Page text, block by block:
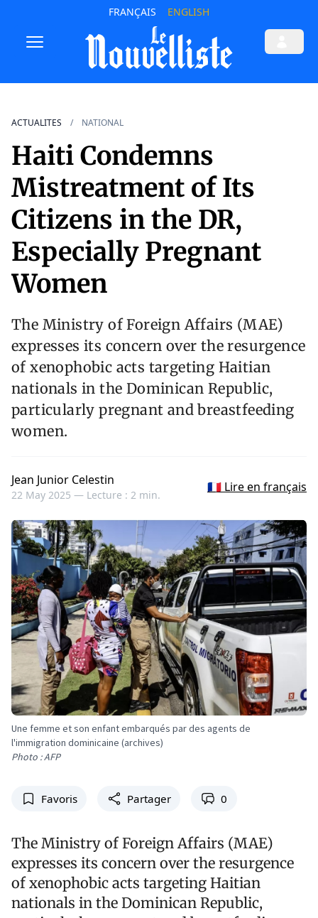
FRANÇAIS ENGLISH
ACTUALITES NATIONAL
Haiti Condemns
Mistreatment of Its
Citizens in the DR,
Especially Pregnant
Women
The Ministry of Foreign Affairs (MAE)
expresses its concern over the resurgence
of xenophobic acts targeting Haitian
nationals in the Dominican Republic,
particularly pregnant and breastfeeding
women.
Jean Junior Celestin
22 May 2025 — Lecture : 2 min.
🇫🇷 Lire en français
Une femme et son enfant embarqués par des agents de
l'immigration dominicaine (archives)
Photo : AFP
Favoris Partager 0
The Ministry of Foreign Affairs (MAE)
expresses its concern over the resurgence
of xenophobic acts targeting Haitian
nationals in the Dominican Republic,